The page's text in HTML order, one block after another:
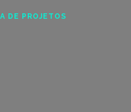
DE PROJETOS